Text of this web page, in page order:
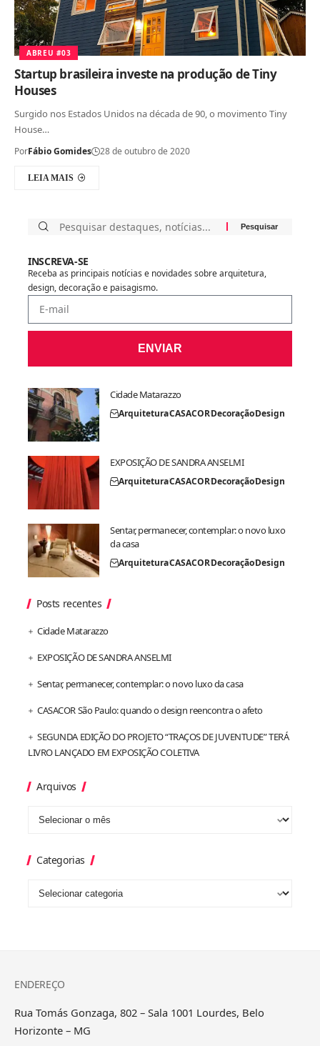
ABREU #03
Startup brasileira investe na produção de Tiny
Houses
Surgido nos Estados Unidos na década de 90, o movimento Tiny
House…
PorFábio Gomides 28 de outubro de 2020
LEIA MAIS
INSCREVA-SE
Receba as principais notícias e novidades sobre arquitetura,
design, decoração e paisagismo.
ENVIAR
Cidade Matarazzo
ArquiteturaCASACORDecoraçãoDesign
EXPOSIÇÃO DE SANDRA ANSELMI
ArquiteturaCASACORDecoraçãoDesign
Sentar, permanecer, contemplar: o novo luxo
da casa
ArquiteturaCASACORDecoraçãoDesign
Posts recentes
Cidade Matarazzo
EXPOSIÇÃO DE SANDRA ANSELMI
Sentar, permanecer, contemplar: o novo luxo da casa
CASACOR São Paulo: quando o design reencontra o afeto
SEGUNDA EDIÇÃO DO PROJETO “TRAÇOS DE JUVENTUDE” TERÁ
LIVRO LANÇADO EM EXPOSIÇÃO COLETIVA
Arquivos
Categorias
ENDEREÇO
Rua Tomás Gonzaga, 802 – Sala 1001 Lourdes, Belo
Horizonte – MG